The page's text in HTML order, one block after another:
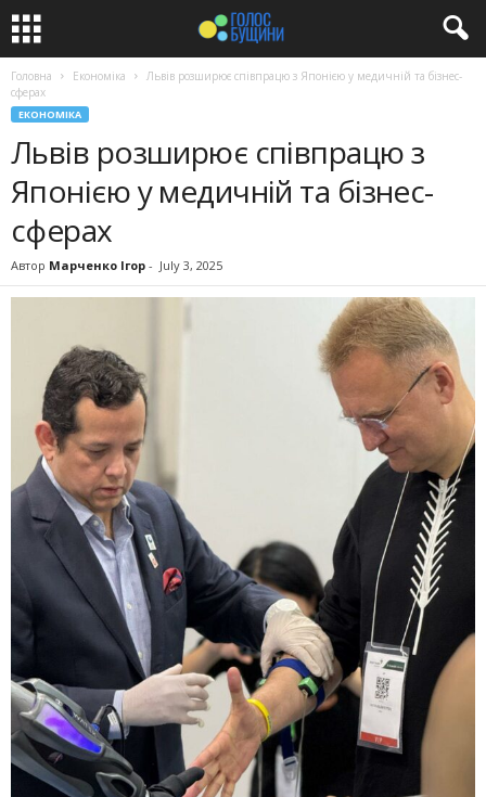
Головна Економіка
Львів розширює співпрацю з Японією у медичній та бізнес-
сферах
ЕКОНОМІКА
Львів розширює співпрацю з
Японією у медичній та бізнес-
сферах
Автор Марченко Ігор - July 3, 2025